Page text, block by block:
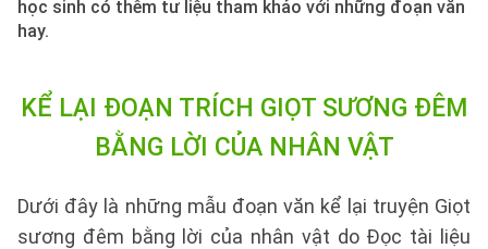
học sinh có thêm tư liệu tham khảo với những đoạn văn
hay.
KỂ LẠI ĐOẠN TRÍCH GIỌT SƯƠNG ĐÊM
BẰNG LỜI CỦA NHÂN VẬT
Dưới đây là những mẫu đoạn văn kể lại truyện Giọt
sương đêm bằng lời của nhân vật do Đọc tài liệu